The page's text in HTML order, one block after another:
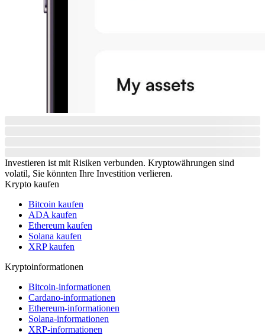
Investieren ist mit Risiken verbunden. Kryptowährungen sind
volatil, Sie könnten Ihre Investition verlieren.
Krypto kaufen
Bitcoin kaufen
ADA kaufen
Ethereum kaufen
Solana kaufen
XRP kaufen
Kryptoinformationen
Bitcoin-informationen
Cardano-informationen
Ethereum-informationen
Solana-informationen
XRP-informationen